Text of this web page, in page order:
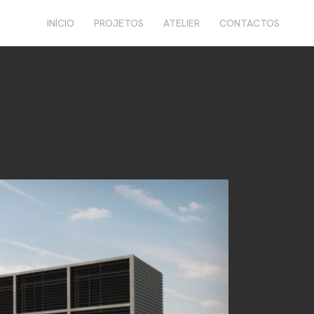
INÍCIO PROJETOS ATELIER CONTACTOS